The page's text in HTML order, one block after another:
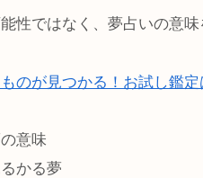
性ではなく、夢占いの意味
のが見つかる！お試し鑑定
意味
かる夢